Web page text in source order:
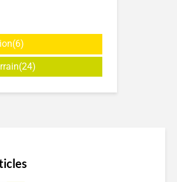
(6)
(24)